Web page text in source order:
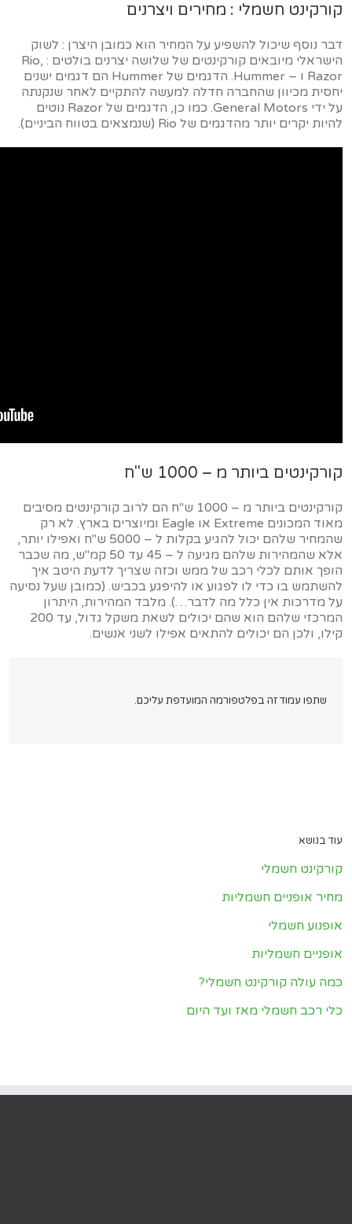
קורקינט חשמלי : מחירים ויצרנים
דבר נוסף שיכול להשפיע על המחיר הוא כמובן היצרן : לשוק
הישראלי מיובאים קורקינטים של שלושה יצרנים בולטים : Rio,
Razor ו – Hummer. הדגמים של Hummer הם דגמים ישנים
יחסית מכיוון שהחברה חדלה למעשה להתקיים לאחר שנקנתה
על ידי General Motors. כמו כן, הדגמים של Razor נוטים
להיות יקרים יותר מהדגמים של Rio (שנמצאים בטווח הביניים).
קורקינטים ביותר מ – 1000 ש"ח
קורקינטים ביותר מ – 1000 ש"ח הם לרוב קורקינטים מסיבים
מאוד המכונים Extreme או Eagle ומיוצרים בארץ. לא רק
שהמחיר שלהם יכול להגיע בקלות ל – 5000 ש"ח ואפילו יותר,
אלא שהמהירות שלהם מגיעה ל – 45 עד 50 קמ"ש, מה שכבר
הופך אותם לכלי רכב של ממש וכזה שצריך לדעת היטב איך
להשתמש בו כדי לו לפגוע או להיפגע בכביש. (כמובן שעל נסיעה
על מדרכות אין כלל מה לדבר…). מלבד המהירות, היתרון
המרכזי שלהם הוא שהם יכולים לשאת משקל גדול, עד 200
קילו, ולכן הם יכולים להתאים אפילו לשני אנשים.
שתפו עמוד זה בפלטפורמה המועדפת עליכם.
עוד בנושא
קורקינט חשמלי
מחיר אופניים חשמליות
אופנוע חשמלי
אופניים חשמליות
כמה עולה קורקינט חשמלי?
כלי רכב חשמלי מאז ועד היום